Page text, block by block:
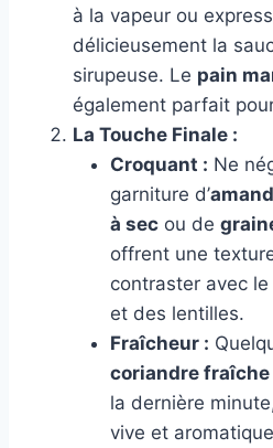
à la vapeur ou
délicieusement la
sirupeuse. Le pain
également parfait
La Touche Finale :
Croquant : Ne
garniture d’
à sec ou de
offrent une
contraster avec
et des lentilles.
Fraîcheur :
coriandre fraîche
la dernière
vive et